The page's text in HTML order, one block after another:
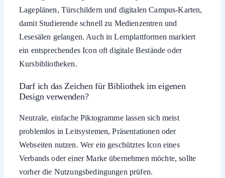
Lageplänen, Türschildern und digitalen Campus-Karten,
damit Studierende schnell zu Medienzentren und
Lesesälen gelangen. Auch in Lernplattformen markiert
ein entsprechendes Icon oft digitale Bestände oder
Kursbibliotheken.
Darf ich das Zeichen für Bibliothek im eigenen
Design verwenden?
Neutrale, einfache Piktogramme lassen sich meist
problemlos in Leitsystemen, Präsentationen oder
Webseiten nutzen. Wer ein geschütztes Icon eines
Verbands oder einer Marke übernehmen möchte, sollte
vorher die Nutzungsbedingungen prüfen.